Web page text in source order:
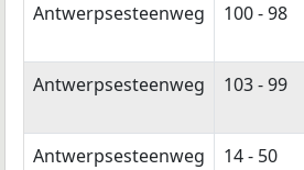
Antwerpsesteenweg 100 - 98
Antwerpsesteenweg 103 - 99
Antwerpsesteenweg 14 - 50